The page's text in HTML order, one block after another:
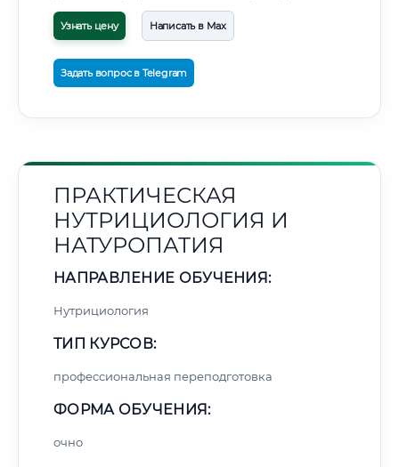
Узнать цену Написать в Max
Задать вопрос в Telegram
ПРАКТИЧЕСКАЯ
НУТРИЦИОЛОГИЯ И
НАТУРОПАТИЯ
НАПРАВЛЕНИЕ ОБУЧЕНИЯ:
Нутрициология
ТИП КУРСОВ:
профессиональная переподготовка
ФОРМА ОБУЧЕНИЯ:
очно